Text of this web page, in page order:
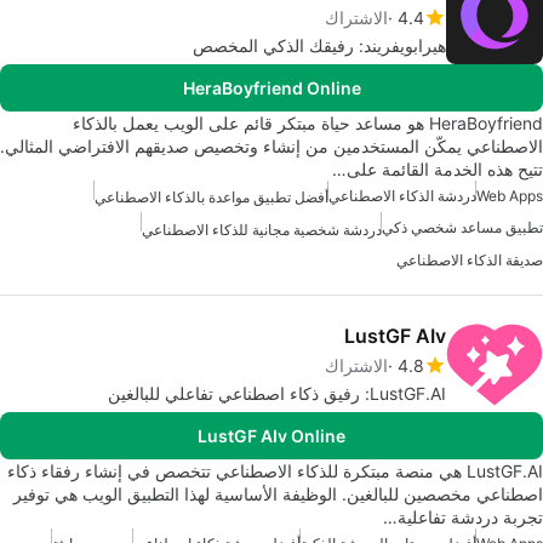
4.4 الاشتراك
هيرابويفريند: رفيقك الذكي المخصص
HeraBoyfriend Online
HeraBoyfriend هو مساعد حياة مبتكر قائم على الويب يعمل بالذكاء
الاصطناعي يمكّن المستخدمين من إنشاء وتخصيص صديقهم الافتراضي المثالي.
تتيح هذه الخدمة القائمة على…
Web Appsدردشة الذكاء الاصطناعيأفضل تطبيق مواعدة بالذكاء الاصطناعي
تطبيق مساعد شخصي ذكيدردشة شخصية مجانية للذكاء الاصطناعي
صديقة الذكاء الاصطناعي
LustGF AIv
4.8 الاشتراك
LustGF.AI: رفيق ذكاء اصطناعي تفاعلي للبالغين
LustGF AIv Online
LustGF.AI هي منصة مبتكرة للذكاء الاصطناعي تتخصص في إنشاء رفقاء ذكاء
اصطناعي مخصصين للبالغين. الوظيفة الأساسية لهذا التطبيق الويب هي توفير
تجربة دردشة تفاعلية…